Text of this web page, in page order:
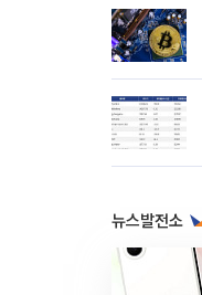
뉴스발전소